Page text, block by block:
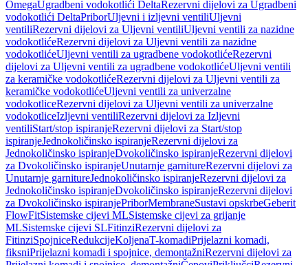
OmegaUgradbeni vodokotlići DeltaRezervni dijelovi za Ugradbeni
vodokotlići DeltaPriborUljevni i izljevni ventiliUljevni
ventiliRezervni dijelovi za Uljevni ventiliUljevni ventili za nazidne
vodokotlićeRezervni dijelovi za Uljevni ventili za nazidne
vodokotlićeUljevni ventili za ugradbene vodokotlićeRezervni
dijelovi za Uljevni ventili za ugradbene vodokotlićeUljevni ventili
za keramičke vodokotlićeRezervni dijelovi za Uljevni ventili za
keramičke vodokotlićeUljevni ventili za univerzalne
vodokotliceRezervni dijelovi za Uljevni ventili za univerzalne
vodokotliceIzljevni ventiliRezervni dijelovi za Izljevni
ventiliStart/stop ispiranjeRezervni dijelovi za Start/stop
ispiranjeJednokoličinsko ispiranjeRezervni dijelovi za
Jednokoličinsko ispiranjeDvokoličinsko ispiranjeRezervni dijelovi
za Dvokoličinsko ispiranjeUnutarnje garnitureRezervni dijelovi za
Unutarnje garnitureJednokoličinsko ispiranjeRezervni dijelovi za
Jednokoličinsko ispiranjeDvokoličinsko ispiranjeRezervni dijelovi
za Dvokoličinsko ispiranjePriborMembraneSustavi opskrbeGeberit
FlowFitSistemske cijevi MLSistemske cijevi za grijanje
MLSistemske cijevi SLFitinziRezervni dijelovi za
FitinziSpojniceRedukcijeKoljenaT-komadiPrijelazni komadi,
fiksniPrijelazni komadi i spojnice, demontažniRezervni dijelovi za